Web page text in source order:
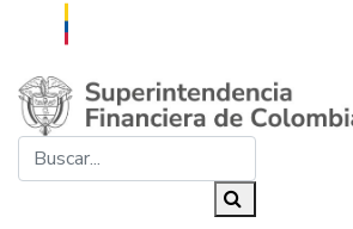
Saltar al contenido principal